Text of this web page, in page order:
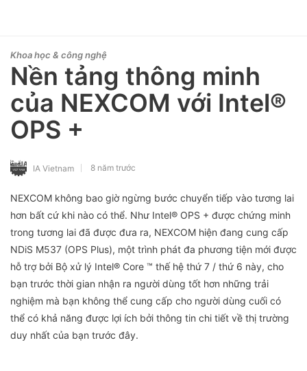
Khoa học & công nghệ
Nền tảng thông minh
của NEXCOM với Intel®
OPS +
IA Vietnam 8 năm trước
NEXCOM không bao giờ ngừng bước chuyển tiếp vào tương lai
hơn bất cứ khi nào có thể. Như Intel® OPS + được chứng minh
trong tương lai đã được đưa ra, NEXCOM hiện đang cung cấp
NDiS M537 (OPS Plus), một trình phát đa phương tiện mới được
hỗ trợ bởi Bộ xử lý Intel® Core ™ thế hệ thứ 7 / thứ 6 này, cho
bạn trước thời gian nhận ra người dùng tốt hơn những trải
nghiệm mà bạn không thể cung cấp cho người dùng cuối có
thể có khả năng được lợi ích bởi thông tin chi tiết về thị trường
duy nhất của bạn trước đây.